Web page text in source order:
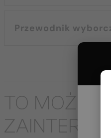
Przewodnik
TO MOŻE